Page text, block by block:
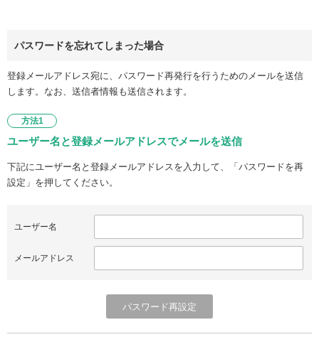
パスワードを忘れてしまった場合
登録メールアドレス宛に、パスワード再発行を行うためのメールを送信
します。なお、送信者情報も送信されます。
方法1
ユーザー名と登録メールアドレスでメールを送信
下記にユーザー名と登録メールアドレスを入力して、「パスワードを再
設定」を押してください。
ユーザー名
メールアドレス